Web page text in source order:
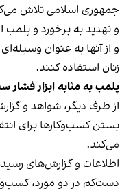
جمهوری اسلامی تلاش
و تهدید به برخورد و پلمب
و از آنها به عنوان
زنان استفاده کنند.
پلمب به مثابه ابزار فشار
از طرف دیگر، شواهد و
بستن کسب‌وکارها برای
می‌کند.
اطلاعات و گزارش‌های
دست‌کم در دو مورد،